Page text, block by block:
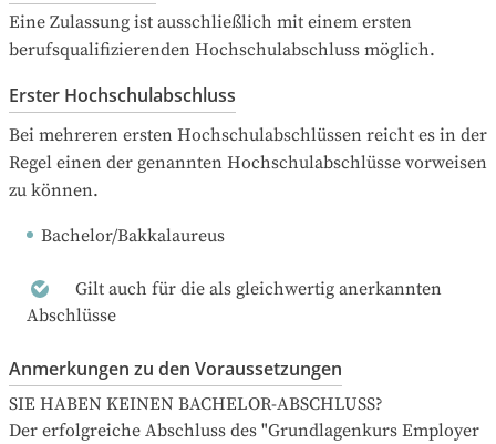
Eine Zulassung ist ausschließlich mit einem ersten
berufsqualifizierenden Hochschulabschluss möglich.
Erster Hochschulabschluss
Bei mehreren ersten Hochschulabschlüssen reicht es in der
Regel einen der genannten Hochschulabschlüsse vorweisen
zu können.
Bachelor/Bakkalaureus
Gilt auch für die als gleichwertig anerkannten
Abschlüsse
Anmerkungen zu den Voraussetzungen
SIE HABEN KEINEN BACHELOR-ABSCHLUSS?
Der erfolgreiche Abschluss des "Grundlagenkurs Employer